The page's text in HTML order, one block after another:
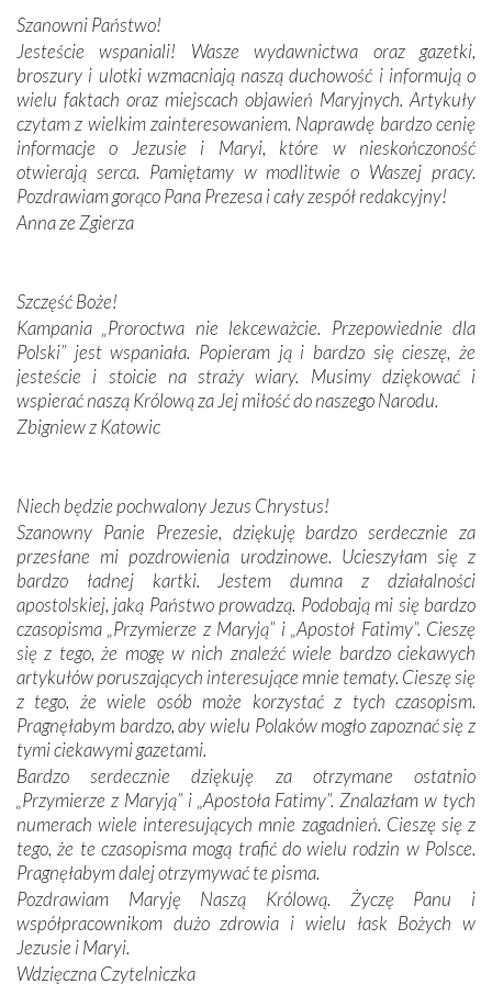
budowniczych.
Podążyliśmy też śladami fatimskich wizjonerów – Łucji
dos Santos oraz świętych Hiacynty i Franciszka Marto.
Modliliśmy się przy ich grobach. Odprawiliśmy Drogę
Krzyżową w ich rodzinnych stronach, odwiedziliśmy
domy, w których żyli.
W miejscu objawień Matki Bożej zapaliliśmy świece
Podczas tej kilkudniowej wyprawy na każdym kroku
spotykaliśmy się z serdeczną otwartością
Portugalczyków. Podziwialiśmy ich ludową sztukę i
zwyczaje. Mimo że nasze kraje są od siebie bardzo
oddalone, w żaden sposób nie czuliśmy się obco.
Sprawiła to oczywiście sama Matka Boża, ale też
kulturowa bliskość biorąca swój początek w naszej
mieliśmy okazję przekonać się, że Maryja swoją opieką
otacza nie tylko nasz naród, lecz wszystkie nacje, które
się Jej ufnie oddają, a także każdą osobę, która zawierza
Jej siebie oraz swych bliskich.
Dzieje Portugalii to również historia wierności Bogu i
odstępstw, także w życiu władców. Trudne momenty w
wymiarze tak osobistym, jak i zbiorowym, przypominają o
konieczności ciągłego zabiegania o własną duszę i o łaskę
Opatrzności. Wierność przynosi pomyślność –
przynajmniej w życiu duchowym. Odstępstwo owocuje
nieszczęściem i śmiercią. Te uniwersalne prawdy
przychodziły na myśl, gdy słuchaliśmy opowieści
przewodników o portugalskich monarchach i wodzach,
zwycięskich bitwach i nieszczęśliwych losach grzesznych
kochanków.
Byli tym razem pośród Apostołów Fatimy reprezentanci
każdego spośród żyjących pokoleń. Najmłodszy uczestnik
liczył sobie 13 lat, zaś senior, pan Zdzisław – już 94.
Szanowni Państwo!
Jesteście wspaniali! Wasze wydawnictwa oraz gazetki,
broszury i ulotki wzmacniają naszą duchowość i informują o
wielu faktach oraz miejscach objawień Maryjnych. Artykuły
czytam z wielkim zainteresowaniem. Naprawdę bardzo cenię
informacje o Jezusie i Maryi, które w nieskończoność
otwierają serca. Pamiętamy w modlitwie o Waszej pracy.
Pozdrawiam gorąco Pana Prezesa i cały zespół redakcyjny!
Anna ze Zgierza
Szczęść Boże!
Kampania „Proroctwa nie lekceważcie. Przepowiednie dla
Polski” jest wspaniała. Popieram ją i bardzo się cieszę, że
jesteście i stoicie na straży wiary. Musimy dziękować i
wspierać naszą Królową za Jej miłość do naszego Narodu.
Zbigniew z Katowic
Niech będzie pochwalony Jezus Chrystus!
Szanowny Panie Prezesie, dziękuję bardzo serdecznie za
przesłane mi pozdrowienia urodzinowe. Ucieszyłam się z
bardzo ładnej kartki. Jestem dumna z działalności
apostolskiej, jaką Państwo prowadzą. Podobają mi się bardzo
czasopisma „Przymierze z Maryją” i „Apostoł Fatimy”. Cieszę
się z tego, że mogę w nich znaleźć wiele bardzo ciekawych
artykułów poruszających interesujące mnie tematy. Cieszę się
z tego, że wiele osób może korzystać z tych czasopism.
Pragnęłabym bardzo, aby wielu Polaków mogło zapoznać się z
tymi ciekawymi gazetami.
Bardzo serdecznie dziękuję za otrzymane ostatnio
„Przymierze z Maryją” i „Apostoła Fatimy”. Znalazłam w tych
numerach wiele interesujących mnie zagadnień. Cieszę się z
tego, że te czasopisma mogą trafić do wielu rodzin w Polsce.
Pragnęłabym dalej otrzymywać te pisma.
Pozdrawiam Maryję Naszą Królową. Życzę Panu i
współpracownikom dużo zdrowia i wielu łask Bożych w
Jezusie i Maryi.
Wdzięczna Czytelniczka